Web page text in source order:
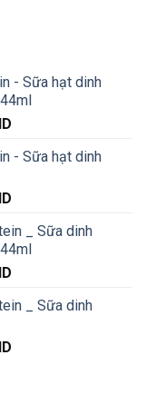
- Sữa hạt dinh
từ
- Sữa hạt dinh
từ
91,000 VND
_ Sữa dinh
từ_ Sữa dinh